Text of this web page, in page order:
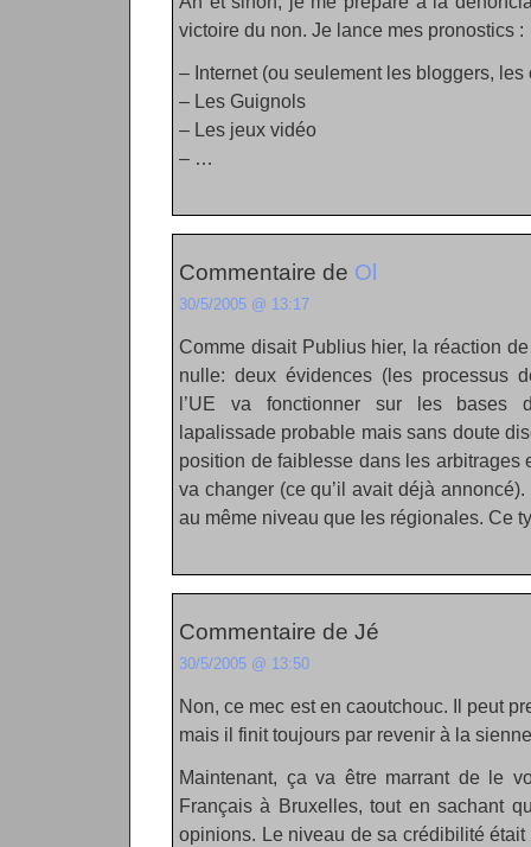
victoire du non. Je lance mes pronostics :
– Internet (ou seulement les bloggers,
– Les Guignols
– Les jeux vidéo
– …
Commentaire de Ol
30/5/2005 @ 13:17
Comme disait Publius hier, la réaction
nulle: deux évidences (les processus
l’UE va fonctionner sur les bases
lapalissade probable mais sans doute
position de faiblesse dans les arbitrages
va changer (ce qu’il avait déjà
au même niveau que les régionales. Ce
Commentaire de Jé
30/5/2005 @ 13:50
Non, ce mec est en caoutchouc. Il peut
mais il finit toujours par revenir à la
Maintenant, ça va être marrant de le
Français à Bruxelles, tout en sachant
opinions. Le niveau de sa crédibilité